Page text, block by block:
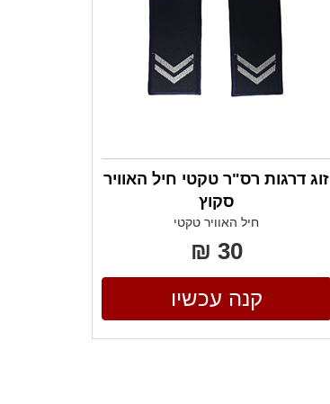
זוג דרגות רס"ר טקטי חיל האוויר
סקוץ
חיל האוויר טקטי
30 ₪
קנה עכשיו